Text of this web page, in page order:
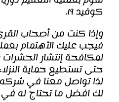
كوفيد ١٩.
وإذا كنت من أصحاب
فيجب عليك الأهتمام
لمكافحة إنتشار الحشرات
حتى تستطيع حماية
لذا تواصل معنا في
لك افضل ما تحتاج له